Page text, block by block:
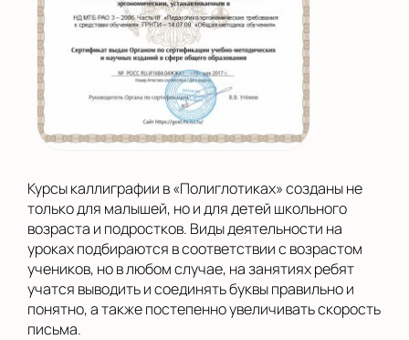
Курсы каллиграфии в «Полиглотиках» созданы не
только для малышей, но и для детей школьного
возраста и подростков. Виды деятельности на
уроках подбираются в соответствии с возрастом
учеников, но в любом случае, на занятиях ребят
учатся выводить и соединять буквы правильно и
понятно, а также постепенно увеличивать скорость
письма.